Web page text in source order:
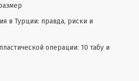
в Турции: правда, риски и
операции: 10 табу и